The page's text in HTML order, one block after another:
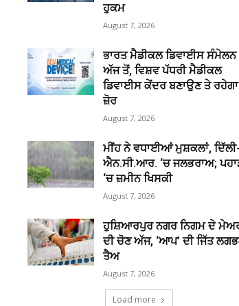
ਹੁਕਮ
August 7, 2026
ਭਾਰਤ ਮੈਡੀਕਲ ਡਿਵਾਈਸ ਸੰਮੇਲਨ
ਅੱਜ ਤੋਂ, ਵਿਸ਼ਵ ਪੱਧਰੀ ਮੈਡੀਕਲ
ਡਿਵਾਈਸ ਕੇਂਦਰ ਬਣਾਉਣ ਤੇ ਰਹੇਗਾ
ਜ਼ੋਰ
August 7, 2026
ਮੀਂਹ ਨੇ ਵਧਾਈਆਂ ਮੁਸ਼ਕਲਾਂ, ਦਿੱਲੀ-
ਐਨ.ਸੀ.ਆਰ. ‘ਚ ਜਲਭਰਾਅ;
‘ਚ ਜ਼ਮੀਨ ਖਿਸਕੀ
August 7, 2026
ਹੁਸ਼ਿਆਰਪੁਰ ਨਗਰ ਨਿਗਮ ਦੇ
ਦੀ ਚੋਣ ਅੱਜ, ‘ਆਪ’ ਦੀ ਜਿੱਤ
ਤੈਅ
August 7, 2026
Load more